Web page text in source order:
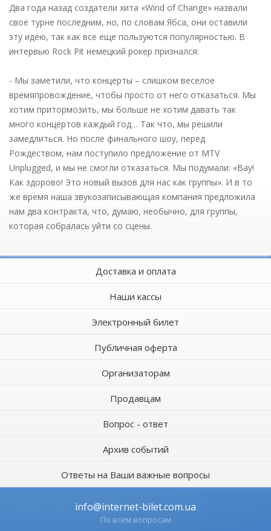
Два года назад создатели хита «Wind of Change» назвали
свое турне последним, но, по словам Ябса, они оставили
эту идею, так как все еще пользуются популярностью. В
интервью Rock Pit немецкий рокер признался:
- Мы заметили, что концерты – слишком веселое
времяпровождение, чтобы просто от него отказаться. Мы
хотим притормозить, мы больше не хотим давать так
много концертов каждый год… Так что, мы решили
замедлиться. Но после финального шоу, перед
Рождеством, нам поступило предложение от MTV
Unplugged, и мы не смогли отказаться. Мы подумали: «Вау!
Как здорово! Это новый вызов для нас как группы». И в то
же время наша звукозаписывающая компания предложила
нам два контракта, что, думаю, необычно, для группы,
которая собралась уйти со сцены.
Доставка и оплата
Наши кассы
Электронный билет
Публичная оферта
Организаторам
Продавцам
Вопрос - ответ
Архив событий
Ответы на Ваши важные вопросы
info@internet-bilet.com.ua
По всем вопросам